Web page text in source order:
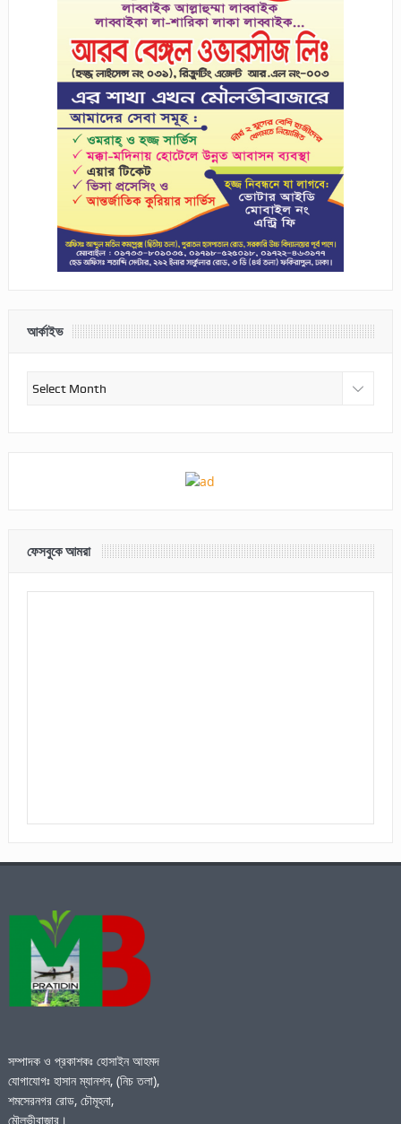
আর্কাইভ
আর্কাইভ
ফেসবুকে আমরা
সম্পাদক ও প্রকাশকঃ হোসাইন আহমদ
যোগাযোগঃ হাসান ম্যানশন, (নিচ তলা),
শমসেরনগর রোড, চৌমূহনা,
মৌলভীবাজার।